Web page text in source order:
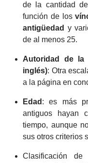
de la cantidad de
función de los
antigüedad y
de al menos 25.
Autoridad de la
inglés): Otra
a la página en
Edad : es más
antiguos hayan
tiempo, aunque
sus otros criterios
Clasificación de